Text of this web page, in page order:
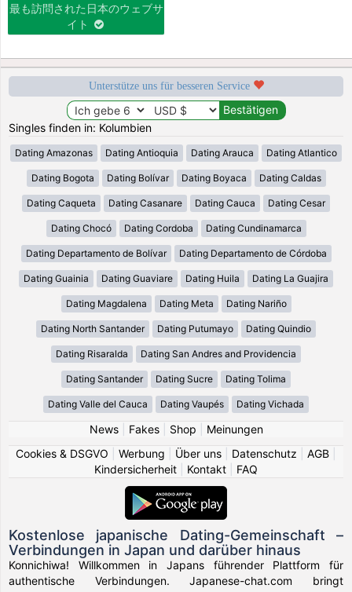
最も訪問された日本のウェブサ
イト
Unterstütze uns für besseren Service
Singles finden in: Kolumbien
Dating Amazonas Dating Antioquia Dating Arauca Dating Atlantico
Dating Bogota Dating Bolívar Dating Boyaca Dating Caldas
Dating Caqueta Dating Casanare Dating Cauca Dating Cesar
Dating Chocó Dating Cordoba Dating Cundinamarca
Dating Departamento de Bolívar Dating Departamento de Córdoba
Dating Guainia Dating Guaviare Dating Huila Dating La Guajira
Dating Magdalena Dating Meta Dating Nariño
Dating North Santander Dating Putumayo Dating Quindio
Dating Risaralda Dating San Andres and Providencia
Dating Santander Dating Sucre Dating Tolima
Dating Valle del Cauca Dating Vaupés Dating Vichada
News| Fakes| Shop
Meinungen
Cookies & DSGVO
Werbung Über uns Datenschutz AGB
Kindersicherheit
Kontakt FAQ
Kostenlose japanische Dating-Gemeinschaft –
Verbindungen in Japan und darüber hinaus
Konnichiwa! Willkommen in Japans führender Plattform für
authentische Verbindungen. Japanese-chat.com bringt